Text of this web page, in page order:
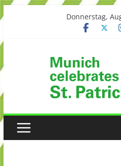
content
Donnerstag,